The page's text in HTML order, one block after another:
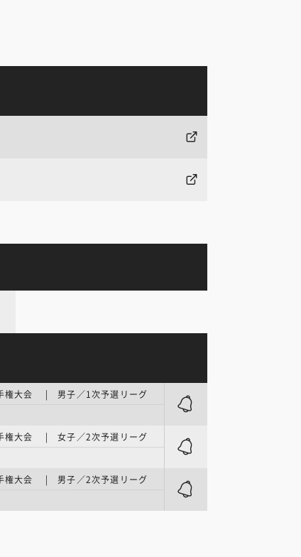
権大会 | 男子／1次予選リーグ
権大会 | 女子／2次予選リーグ
権大会 | 男子／2次予選リーグ